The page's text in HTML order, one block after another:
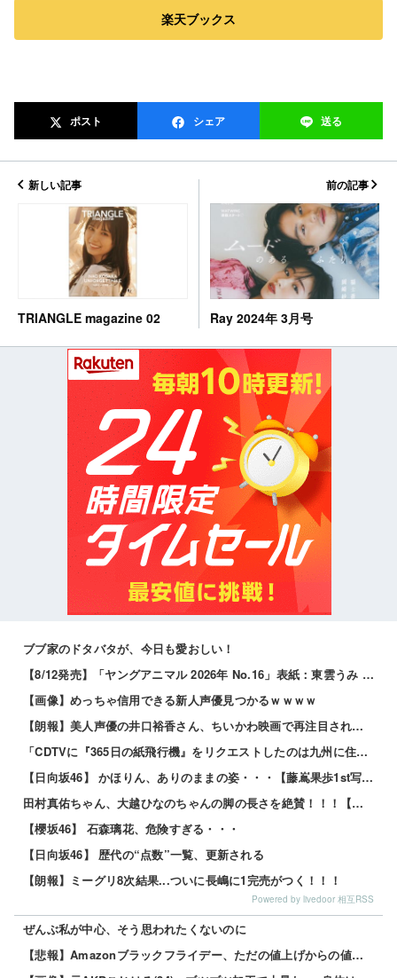
楽天ブックス
ポスト シェア 送る
新しい記事
TRIANGLE magazine 02
前の記事
Ray 2024年 3月号
ブブ家のドタバタが、今日も愛おしい！
【8/12発売】「ヤングアニマル 2026年 No.16」表紙：東雲うみ / 虹咲カリナ
【画像】めっちゃ信用できる新人声優見つかるｗｗｗｗ
【朗報】美人声優の井口裕香さん、ちいかわ映画で再注目されるｗｗｗｗ
「CDTVに『365日の紙飛行機』をリクエストしたのは九州に住む中学生」←この事実って結構デカいよな【AKB48】
【日向坂46】 かほりん、ありのままの姿・・・【藤嶌果歩1st写真集】
田村真佑ちゃん、大越ひなのちゃんの脚の長さを絶賛！！！【乃木坂46】
【櫻坂46】 石森璃花、危険すぎる・・・
【日向坂46】 歴代の“点数”一覧、更新される
【朗報】ミーグリ8次結果...ついに長嶋に1完売がつく！！！
Powered by livedoor 相互RSS
ぜんぶ私が中心、そう思われたくないのに
【悲報】Amazonブラックフライデー、ただの値上げからの値下げセールだったｗｗｗ 他